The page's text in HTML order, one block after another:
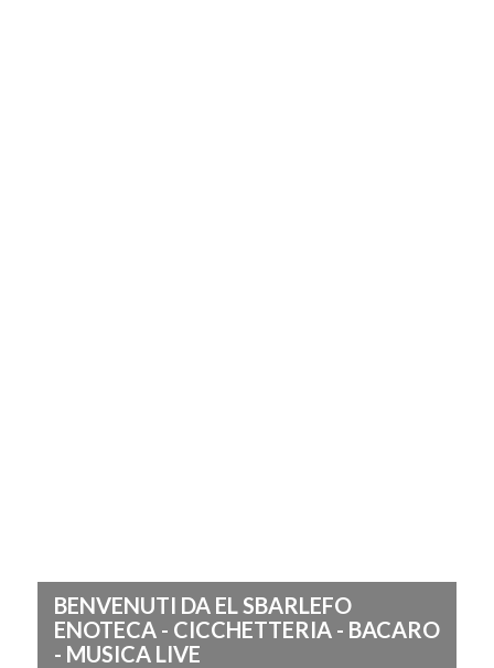
BENVENUTI DA EL SBARLEFO
ENOTECA - CICCHETTERIA - BACARO
- MUSICA LIVE